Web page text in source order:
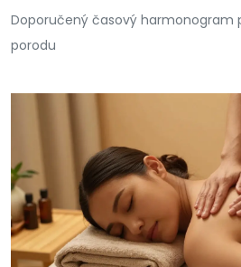
Doporučený časový harmonogram
porodu